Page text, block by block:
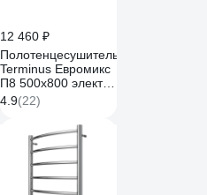
12 460 ₽
Полотенцесушитель
Terminus Евромикс
П8 500x800 электро
КС 9005 матовый
4670078557087
4.9(22)